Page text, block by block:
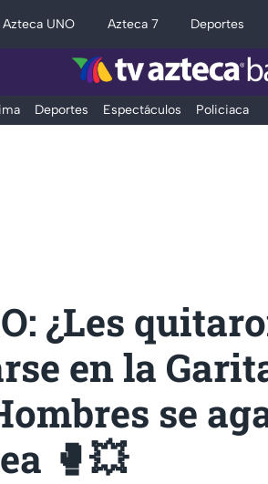
Azteca UNO Azteca 7 Deportes
Deportes Espectáculos Policiaca
¿Les
en la
se
🥊💥